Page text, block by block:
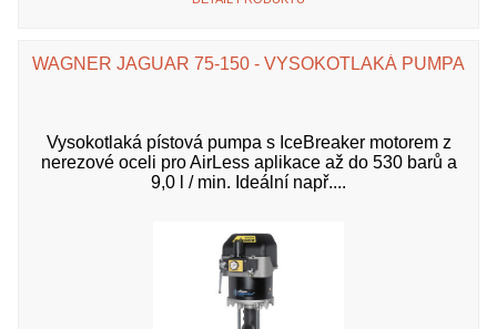
WAGNER JAGUAR 75-150 - VYSOKOTLAKÁ PUMPA
Vysokotlaká pístová pumpa s IceBreaker motorem z
nerezové oceli pro AirLess aplikace až do 530 barů a
9,0 l / min. Ideální např....